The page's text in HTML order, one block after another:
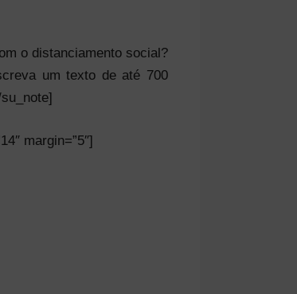
o distanciamento social?
um texto de até 700
margin=”5″]